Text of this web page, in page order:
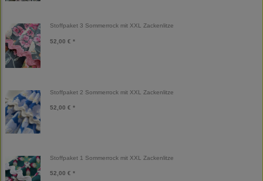
Stoffpaket 3 Sommerrock mit XXL Zackenlitze
52,00 € *
Stoffpaket 2 Sommerrock mit XXL Zackenlitze
52,00 € *
Stoffpaket 1 Sommerrock mit XXL Zackenlitze
52,00 € *